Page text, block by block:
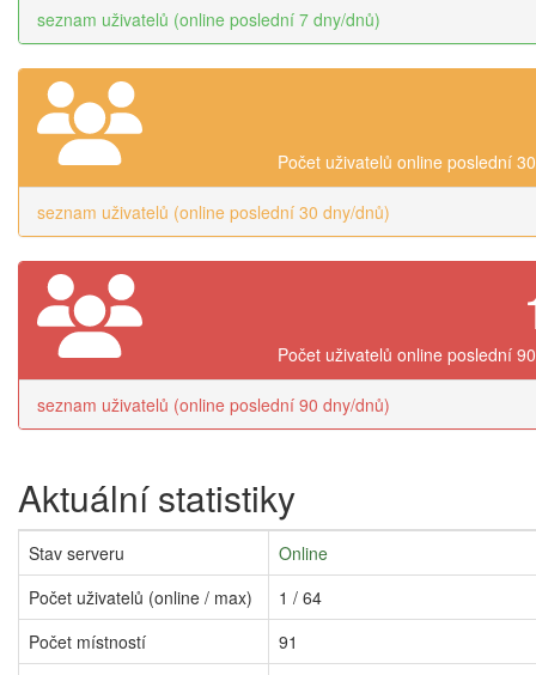
seznam uživatelů (online poslední 7 dny/dnů)
Počet uživatelů online poslední
seznam uživatelů (online poslední 30 dny/dnů)
Počet uživatelů online poslední
seznam uživatelů (online poslední 90 dny/dnů)
Aktuální statistiky
Stav serveru
Online
Počet uživatelů (online / max)
1 / 64
Počet místností
91